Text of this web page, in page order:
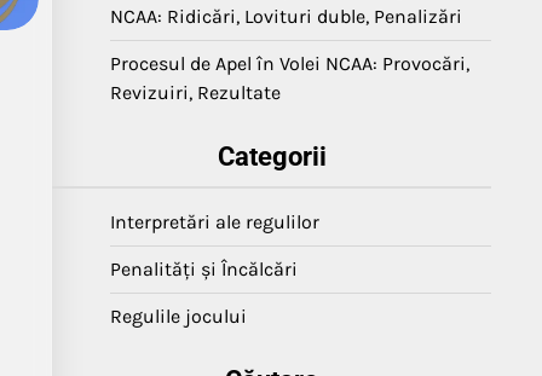
NCAA: Ridicări, Lovituri duble, Penalizări
Procesul de Apel în Volei NCAA: Provocări,
Revizuiri, Rezultate
Categorii
Interpretări ale regulilor
Penalități și Încălcări
Regulile jocului